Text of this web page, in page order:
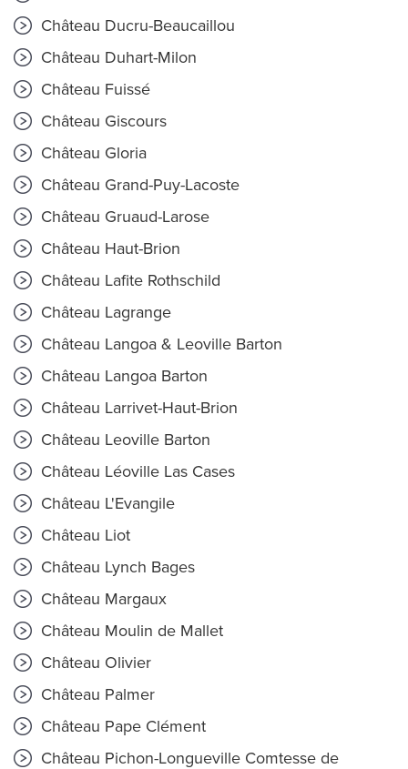
Château Ducru-Beaucaillou
Château Duhart-Milon
Château Fuissé
Château Giscours
Château Gloria
Château Grand-Puy-Lacoste
Château Gruaud-Larose
Château Haut-Brion
Château Lafite Rothschild
Château Lagrange
Château Langoa & Leoville Barton
Château Langoa Barton
Château Larrivet-Haut-Brion
Château Leoville Barton
Château Léoville Las Cases
Château L'Evangile
Château Liot
Château Lynch Bages
Château Margaux
Château Moulin de Mallet
Château Olivier
Château Palmer
Château Pape Clément
Château Pichon-Longueville Comtesse de